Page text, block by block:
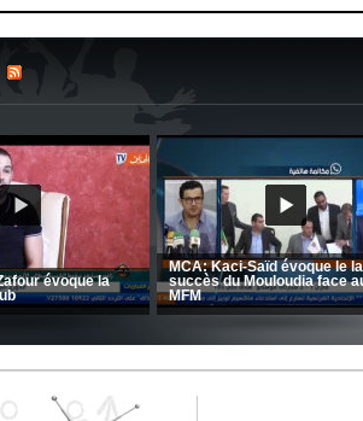
MCA: Kaci-Saïd évoque le
succès du Mouloudia face
MFM
évoque la